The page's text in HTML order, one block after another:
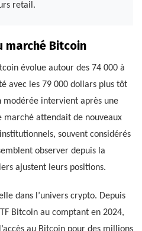
retail.
marché Bitcoin
évolue autour des 74 000 à
avec les 79 000 dollars plus tôt
modérée intervient après une
marché attendait de nouveaux
souvent considérés
observer depuis la
ajustent leurs positions.
dans l’univers crypto. Depuis
Bitcoin au comptant en 2024,